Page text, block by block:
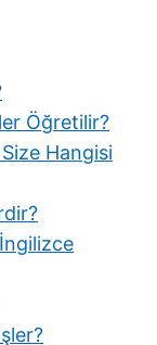
Öğretilir?
Hangisi
İngilizce